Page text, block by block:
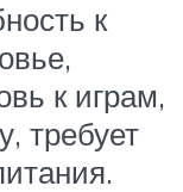
к
к играм,
требует